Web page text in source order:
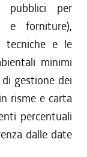
pubblici per
e forniture),
tecniche e le
minimi
gestione dei
risme e carta
percentuali
dalle date